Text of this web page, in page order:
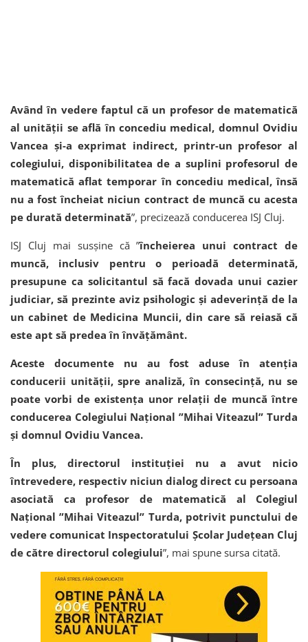
Având în vedere faptul că un profesor de matematică
al unității se află în concediu medical, domnul Ovidiu
Vancea și-a exprimat indirect, printr-un profesor al
colegiului, disponibilitatea de a suplini profesorul de
matematică aflat temporar în concediu medical, însă
nu a fost încheiat niciun contract de muncă cu acesta
pe durată determinată”, precizează conducerea ISJ Cluj.
ISJ Cluj mai susșine că ”încheierea unui contract de
muncă, inclusiv pentru o perioadă determinată,
presupune ca solicitantul să facă dovada unui cazier
judiciar, să prezinte aviz psihologic și adeverință de la
un cabinet de Medicina Muncii, din care să reiasă că
este apt să predea în învățământ.
Aceste documente nu au fost aduse în atenția
conducerii unității, spre analiză, în consecință, nu se
poate vorbi de existența unor relații de muncă între
conducerea Colegiului Național ”Mihai Viteazul” Turda
și domnul Ovidiu Vancea.
În plus, directorul instituției nu a avut nicio
întrevedere, respectiv niciun dialog direct cu persoana
asociată ca profesor de matematică al Colegiul
Național ”Mihai Viteazul” Turda, potrivit punctului de
vedere comunicat Inspectoratului Școlar Județean Cluj
de către directorul colegiului”, mai spune sursa citată.